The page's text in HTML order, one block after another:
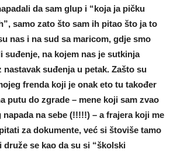
da sam glup i “koja ja pičku
samo zato što sam ih pitao što ja to
nas i na sud sa maricom, gdje smo
suđenje, na kojem nas je sutkinja
suđenja u petak. Zašto su
frenda koji je onak eto tu također
putu do zgrade – mene koji sam zvao
na sebe (!!!!!) – a frajera koji me
za dokumente, već si štoviše tamo
druže se kao da su si “školski